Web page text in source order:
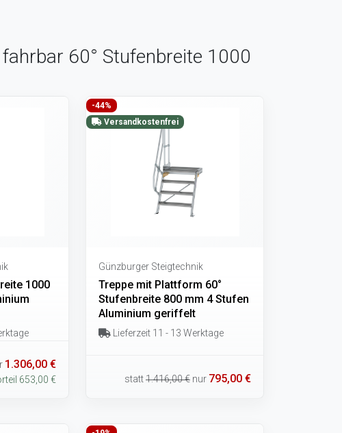
60° Stufenbreite 1000
1000
1.306,00 €
653,00 €
-44%
Versandkostenfrei
Günzburger Steigtechnik
Treppe mit Plattform 60°
Stufenbreite 800 mm 4 Stufen
Aluminium geriffelt
Lieferzeit 11 - 13 Werktage
statt1.416,00 € nur 795,00 €